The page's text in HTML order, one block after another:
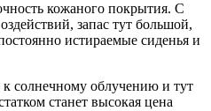
кожаного покрытия. С
запас тут большой,
истираемые сиденья и
к солнечному облучению и тут
станет высокая цена